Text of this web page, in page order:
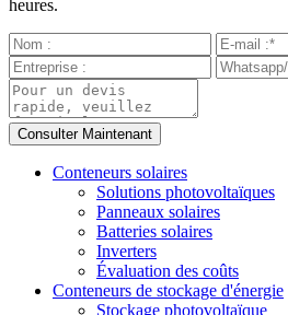
heures.
Conteneurs solaires
Solutions photovoltaïques
Panneaux solaires
Batteries solaires
Inverters
Évaluation des coûts
Conteneurs de stockage d'énergie
Stockage photovoltaïque